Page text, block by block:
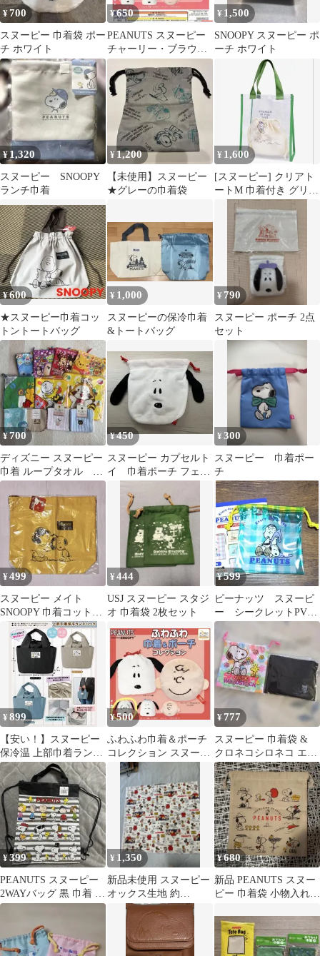
¥700
スヌーピー 巾着袋 ポー
チ ホワイト
¥650
PEANUTS スヌーピー
チャーリー・ブラウン
ポーチ
¥ 1,500
SNOOPY スヌーピー ポ
ーチ ホワイト
¥ 1,320
スヌーピー SNOOPY
ランチ巾着
¥1,200
【未使用】スヌーピー
★グレーの巾着袋
¥ 1,600
[スヌーピー] クリアト
ートM 巾着付き グリー
ン サーフスヌーピー
¥600
★スヌーピー巾着コッ
トントートバッグ
¥ 1,000
スヌーピーの保冷巾着
&トートバッグ
¥ 790
スヌーピー ポーチ 2点
セット
¥700
ディズニー スヌーピー
巾着 ループタオル ハ
ンカチ まとめ売り
¥450
スヌーピー カプセルト
イ 巾着ポーチ フェイ
¥300
スヌーピー 巾着ポー
チ
¥499
スヌーピー メイト
SNOOPY 巾着コットン
トート
¥444
USJ スヌーピー スタジ
オ 巾着袋 2枚セット
¥599
ピーナッツ スヌーピ
ー シークレットPVC
巾着 ライナス
¥899
【安い！】スヌーピー
保冷温 上部巾着ランチ
バッグ C柄
¥500
ふわふわ巾着＆ポーチ
コレクション スヌーピ
¥ 777
スヌーピー 巾着袋 &
クロネコシロネコ エコ
バッグ
¥399
PEANUTS スヌーピー
2WAYバッグ 黒 巾着 ナ
ップサック
¥ 1,350
新品未使用 スヌーピー
オックス生地 約
110×50cm ハンドメイド
¥680
新品 PEANUTS スヌー
ピー 巾着袋 小物入れ